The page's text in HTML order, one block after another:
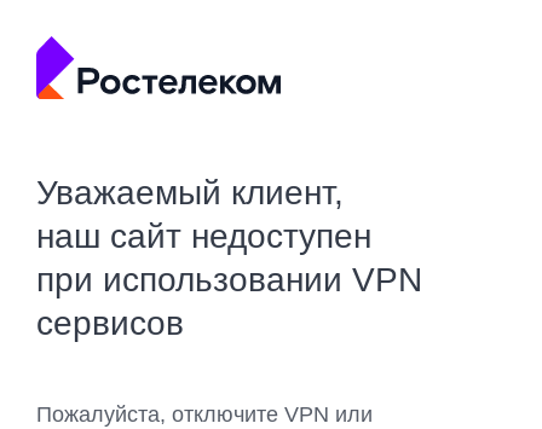
Уважаемый клиент,
наш сайт недоступен
при использовании VPN
сервисов
Пожалуйста, отключите VPN или